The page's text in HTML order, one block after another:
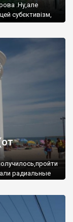
.Ну,але
субєктивізм,
радиальные